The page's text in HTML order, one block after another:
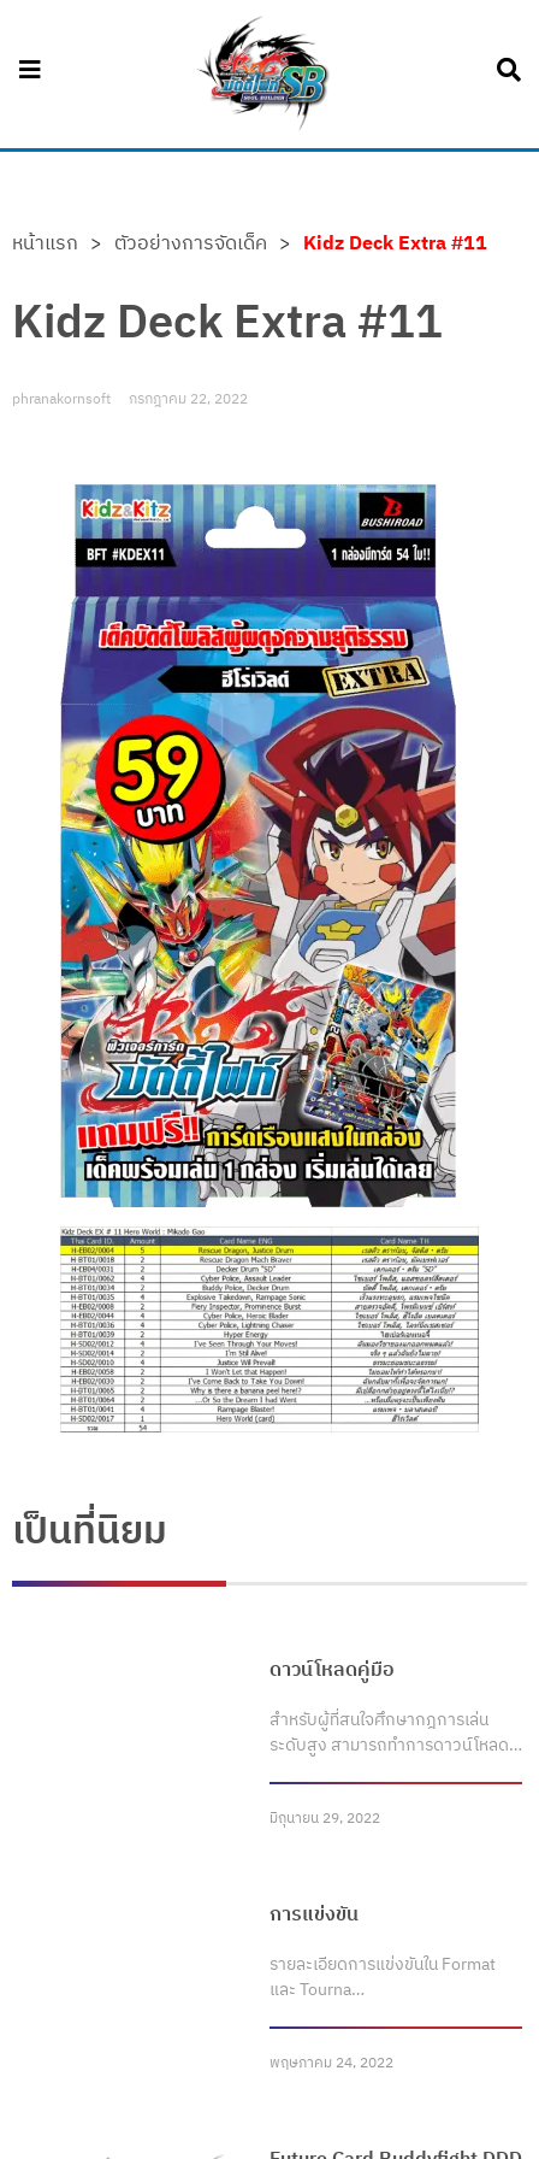
หน้าแรก > ตัวอย่างการจัดเด็ค > Kidz Deck Extra #11
Kidz Deck Extra #11
phranakornsoft กรกฎาคม 22, 2022
เป็นที่นิยม
ดาวน์โหลดคู่มือ
สำหรับผู้ที่สนใจศึกษากฎการเล่น
ระดับสูง สามารถทำการดาวน์โหลด…
มิถุนายน 29, 2022
การแข่งขัน
รายละเอียดการแข่งขันใน Format
และ Tourna…
พฤษภาคม 24, 2022